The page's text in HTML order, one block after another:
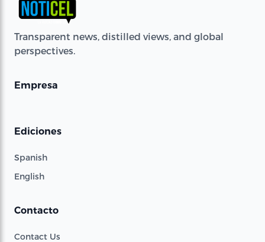
Transparent news, distilled views, and global
perspectives.
Empresa
Ediciones
Spanish
English
Contacto
Contact Us